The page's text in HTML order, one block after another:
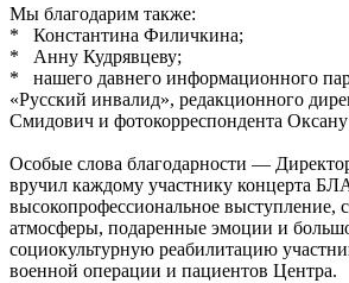
Мы благодарим также:
* Константина Филичкина;
* Анну Кудрявцеву;
* нашего давнего информационного
«Русский инвалид», редакционного
Смидович и фотокорреспондента
Особые слова благодарности —
вручил каждому участнику концерта
высокопрофессиональное выступление,
атмосферы, подаренные эмоции и
социокультурную реабилитацию
военной операции и пациентов Центра.